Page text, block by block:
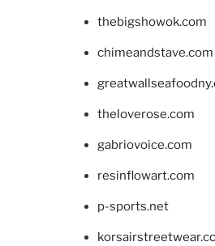
thebigshowok.com
chimeandstave.com
theloverose.com
gabriovoice.com
resinflowart.com
p-sports.net